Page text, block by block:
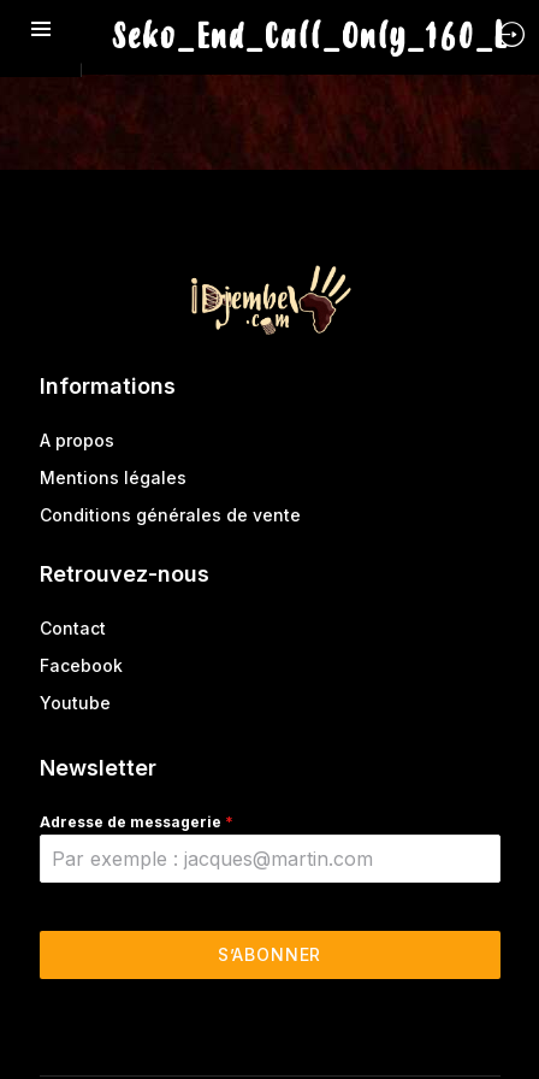
Seko_End_Call_Only_160_L
Informations
A propos
Mentions légales
Conditions générales de vente
Retrouvez-nous
Contact
Facebook
Youtube
Newsletter
Adresse de messagerie *
S’ABONNER